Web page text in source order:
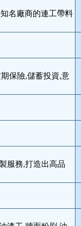
名廠商的連工帶料
保險,儲蓄投資,意
服務,打造出高品